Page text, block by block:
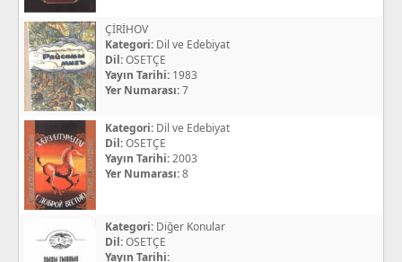
ÇİRİHOV
Kategori: Dil ve Edebiyat
Dil:OSETÇE
Yayın Tarihi: 1983
Yer Numarası:7
Kategori: Dil ve Edebiyat
Dil:OSETÇE
Yayın Tarihi:2003
Yer Numarası:8
Kategori: Diğer Konular
Dil:OSETÇE
Yayın Tarihi: